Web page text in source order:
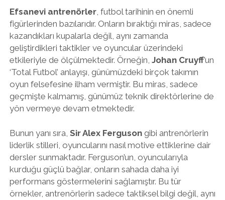
Efsanevi antrenörler, futbol tarihinin en önemli
figürlerinden bazılarıdır. Onların bıraktığı miras, sadece
kazandıkları kupalarla değil, aynı zamanda
geliştirdikleri taktikler ve oyuncular üzerindeki
etkileriyle de ölçülmektedir. Örneğin, Johan Cruyff’un
‘Total Futbol’ anlayışı, günümüzdeki birçok takımın
oyun felsefesine ilham vermiştir. Bu miras, sadece
geçmişte kalmamış, günümüz teknik direktörlerine de
yön vermeye devam etmektedir.
Bunun yanı sıra, Sir Alex Fergusongibi antrenörlerin
liderlik stilleri, oyuncularını nasıl motive ettiklerine dair
dersler sunmaktadır. Ferguson’un, oyuncularıyla
kurduğu güçlü bağlar, onların sahada daha iyi
performans göstermelerini sağlamıştır. Bu tür
örnekler, antrenörlerin sadece taktiksel bilgi değil, aynı